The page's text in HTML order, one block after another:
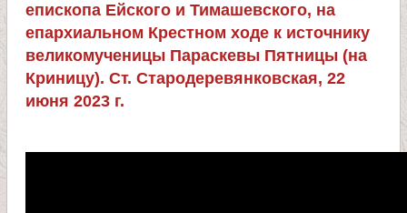
и
к
о
епископа Ейского и Тимашевского, на
епархиальном Крестном ходе к источнику
великомученицы Параскевы Пятницы (на
Криницу). Ст. Стародеревянковская, 22
июня 2023 г.